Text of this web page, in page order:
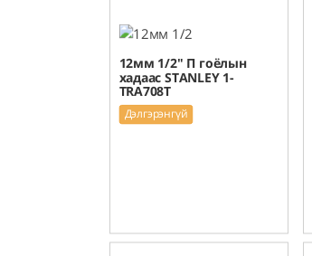
12мм 1/2" П гоёлын
хадаас STANLEY 1-
TRA708T
Дэлгэрэнгүй